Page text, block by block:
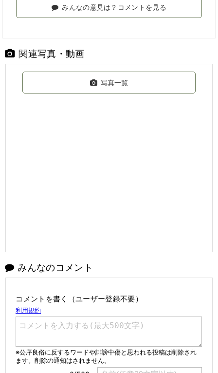
みんなの意見は？コメントを見る
関連写真・動画
写真一覧
みんなのコメント
コメントを書く（ユーザー登録不要）